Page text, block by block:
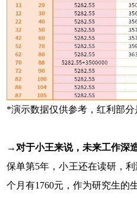
*演示数据仅供参考，红利部
→对于小王来说，未来工作深
保单第5年，小王还在读研，
个月有1760元，作为研究生的